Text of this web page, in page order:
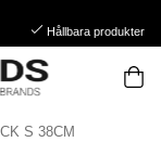
Hållbara produkter
S 38CM